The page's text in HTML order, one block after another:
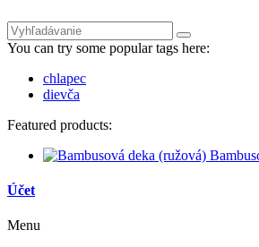
You can try some popular tags here:
chlapec
dievča
Featured products:
Účet
Menu